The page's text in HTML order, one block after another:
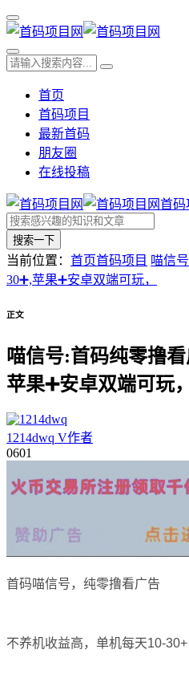
首页
首码项目
最新首码
朋友圈
在线投稿
首码
搜索一下
当前位置： 首页首码项目 喵信
30➕,苹果➕安卓双端可玩，
正文
喵信号:首码纯零撸看
苹果➕安卓双端可玩，
1214dwq V作者
0601
首码喵信号，纯零撸看广告
不养机收益高，单机每天10-30+